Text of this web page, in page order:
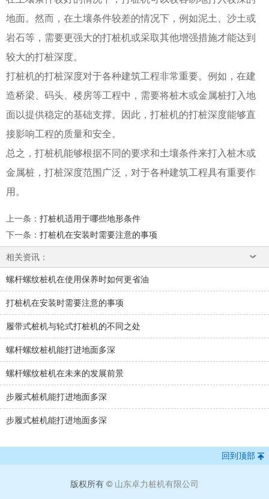
地面。然而，在土壤条件较差的情况下，例如泥土、沙土或
岩石等，需要更强大的打桩机或采取其他增强措施才能达到
较大的打桩深度。
打桩机的打桩深度对于各种建筑工程非常重要。例如，在建
造桥梁、码头、楼房等工程中，需要将桩木或金属桩打入地
面以提供稳定的基础支撑。因此，打桩机的打桩深度能够直
接影响工程的质量和安全。
总之，打桩机能够根据不同的要求和土壤条件来打入桩木或
金属桩，打桩深度范围广泛，对于各种建筑工程具有重要作
用。
上一条 ： 打桩机适用于哪些地形条件
下一条 ： 打桩机在安装时需要注意的事项
相关资讯：
螺杆螺纹桩机在使用保养时如何更省油
打桩机在安装时需要注意的事项
履带式桩机与轮式打桩机的不同之处
螺杆螺纹桩机能打进地面多深
螺杆螺纹桩机在未来的发展前景
步履式桩机能打进地面多深
步履式桩机能打进地面多深
回到顶部
版权所有 © 山东卓力桩机有限公司